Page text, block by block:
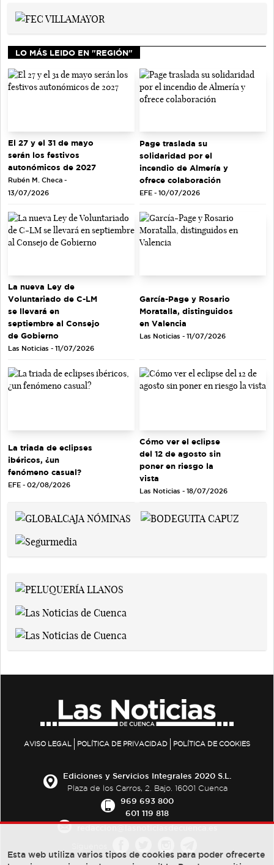
LO MÁS LEIDO EN "REGIÓN"
El 27 y el 31 de mayo
serán los festivos
autonómicos de 2027
Rubén M. Checa -
13/07/2026
Page traslada su
solidaridad por el
incendio de Almería y
ofrece colaboración
EFE - 10/07/2026
La nueva Ley de
Voluntariado de C-LM
se llevará en
septiembre al Consejo
de Gobierno
Las Noticias - 11/07/2026
García-Page y Rosario
Moratalla, distinguidos
en Valencia
Las Noticias - 11/07/2026
La triada de eclipses
ibéricos, ¿un
fenómeno casual?
EFE - 02/08/2026
Cómo ver el eclipse
del 12 de agosto sin
poner en riesgo la
vista
Las Noticias - 18/07/2026
AVISO LEGAL POLÍTICA DE PRIVACIDAD POLÍTICA DE COOKIES
Ediciones y Servicios Integrales 2020 S.L.
Plaza de los Carros, 2. Bajo. 16001 Cuenca
969 693 800
601 119 818
Esta web utiliza varios tipos de cookies para poder ofrecerte